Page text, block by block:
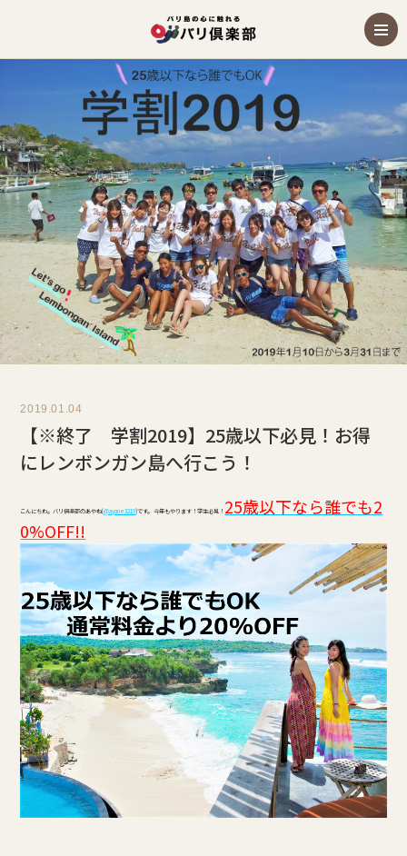
2019.01.04
【※終了 学割2019】25歳以下必見！お得
にレンボンガン島へ行こう！
こんにちわ。バリ倶楽部のあやね(@ayane3219)です。 今年もやります！学生必見！ 25歳以下なら誰でも2
0%OFF!!